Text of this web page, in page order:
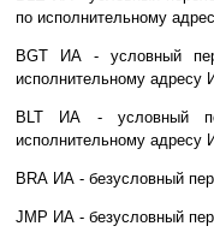
по исполнительному
BGT ИА - условный
исполнительному адресу
BLT ИА - условный
исполнительному адресу
BRA ИА - безусловный
JMP ИА - безусловный